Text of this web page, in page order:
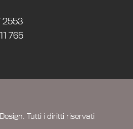
2553
765
Tutti i diritti riservati